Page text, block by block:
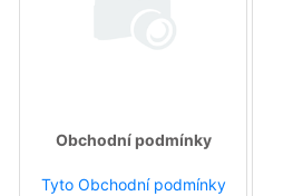
Obchodní podmínky
Tyto Obchodní podmínky